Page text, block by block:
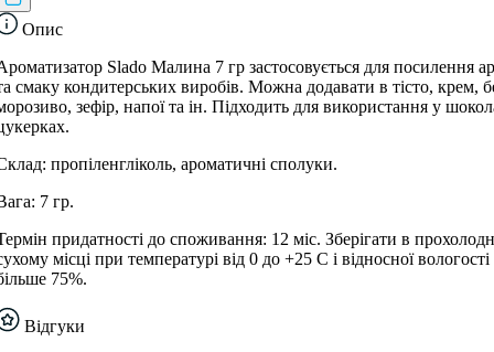
Опис
Slado Малина 7 гр застосовується для посилення
смаку кондитерських виробів. Можна додавати в тісто, крем,
зефір, напої та ін. Підходить для використання у
пропіленгліколь, ароматичні сполуки.
7 гр.
придатності до споживання: 12 міс. Зберігати в
місці при температурі від 0 до +25 С і відносної
75%.
Відгуки